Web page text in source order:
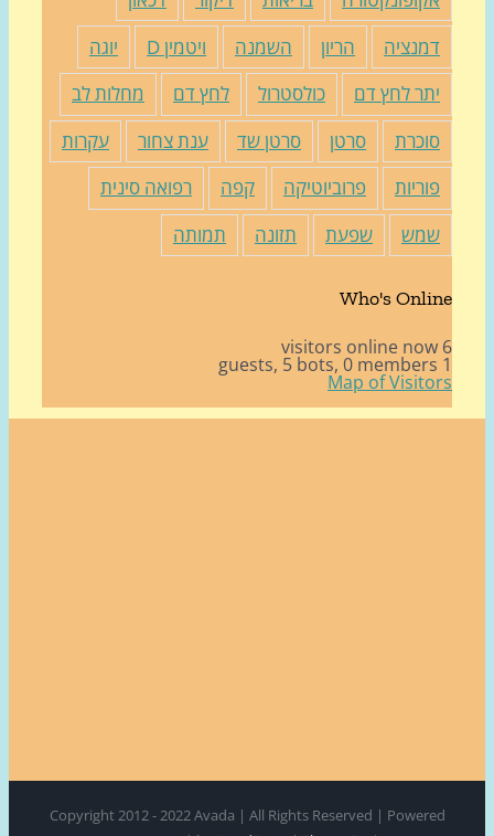
הריון השמנה ויטמין D
יוגה
לחץ דם
כולסטרול לחץ דם
מחלות לב
סרטן סרטן שד ענת צחור
עקרות
פרוביוטיקה קפה
רפואה סינית
שפעת תזונה תמותה
Who's
5 bots, 0 members
Map of
Copyright 2012 - 2022 Avada | All Rights Reserved |